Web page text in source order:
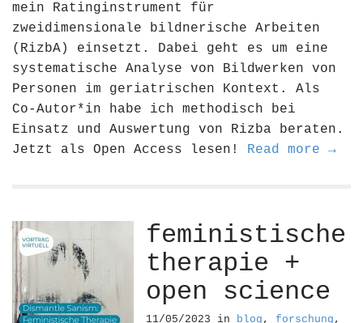
mein Ratinginstrument für
zweidimensionale bildnerische Arbeiten
(RizbA) einsetzt. Dabei geht es um eine
systematische Analyse von Bildwerken von
Personen im geriatrischen Kontext. Als
Co-Autor*in habe ich methodisch bei
Einsatz und Auswertung von Rizba beraten.
Jetzt als Open Access lesen! Read more →
feministische
therapie +
open science
11/05/2023 in blog , forschung ,